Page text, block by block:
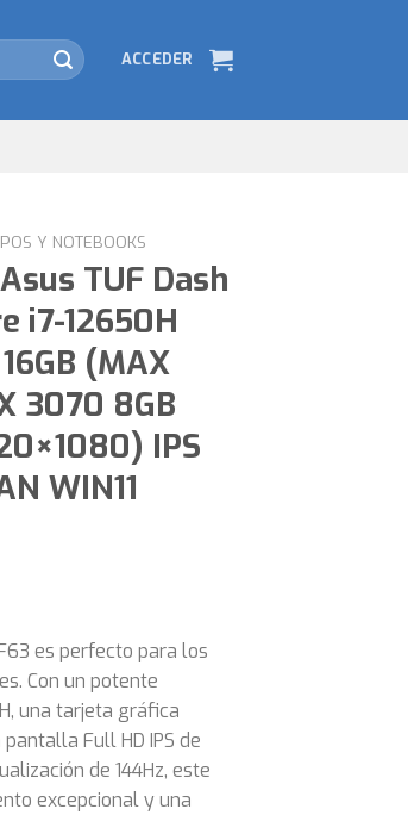
ACCEDER
Y NOTEBOOKS
TUF Dash
i7-12650H
(MAX
3070 8GB
IPS
WIN11
es perfecto para los
Con un potente
una tarjeta gráfica
Full HD IPS de
de 144Hz, este
excepcional y una